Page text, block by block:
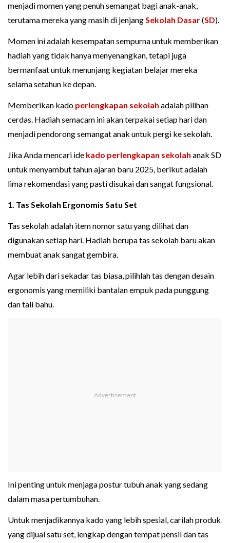
menjadi momen yang penuh semangat bagi anak-anak,
terutama mereka yang masih di jenjangSekolah Dasar(SD).
Momen ini adalah kesempatan sempurna untuk memberikan
hadiah yang tidak hanya menyenangkan, tetapi juga
bermanfaat untuk menunjang kegiatan belajar mereka
selama setahun ke depan.
Memberikan kado perlengkapan sekolah adalah pilihan
cerdas. Hadiah semacam ini akan terpakai setiap hari dan
menjadi pendorong semangat anak untuk pergi ke sekolah.
Jika Anda mencari ide kado perlengkapan sekolah anak SD
untuk menyambut tahun ajaran baru 2025, berikut adalah
lima rekomendasi yang pasti disukai dan sangat fungsional.
1. Tas Sekolah Ergonomis Satu Set
Tas sekolah adalah item nomor satu yang dilihat dan
digunakan setiap hari. Hadiah berupa tas sekolah baru akan
membuat anak sangat gembira.
Agar lebih dari sekadar tas biasa, pilihlah tas dengan desain
ergonomis yang memiliki bantalan empuk pada punggung
dan tali bahu.
Ini penting untuk menjaga postur tubuh anak yang sedang
dalam masa pertumbuhan.
Untuk menjadikannya kado yang lebih spesial, carilah produk
yang dijual satu set, lengkap dengan tempat pensil dan tas